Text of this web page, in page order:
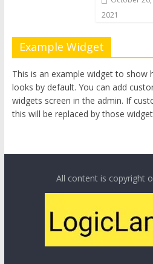
2021
Example Widget
This is an example widget to show
looks by default. You can add
widgets screen in the admin. If
this will be replaced by those
All content is copyright